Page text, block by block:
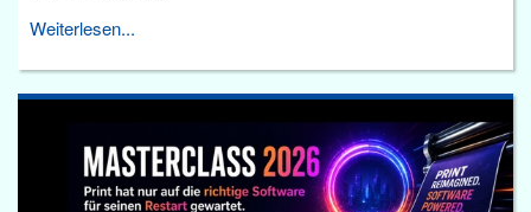
Weiterlesen...